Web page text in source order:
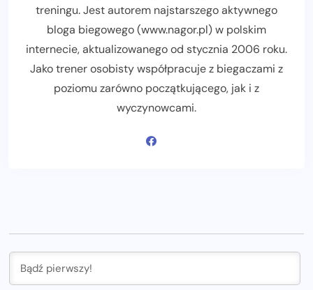
treningu. Jest autorem najstarszego aktywnego
bloga biegowego (www.nagor.pl) w polskim
internecie, aktualizowanego od stycznia 2006 roku.
Jako trener osobisty współpracuje z biegaczami z
poziomu zarówno początkującego, jak i z
wyczynowcami.